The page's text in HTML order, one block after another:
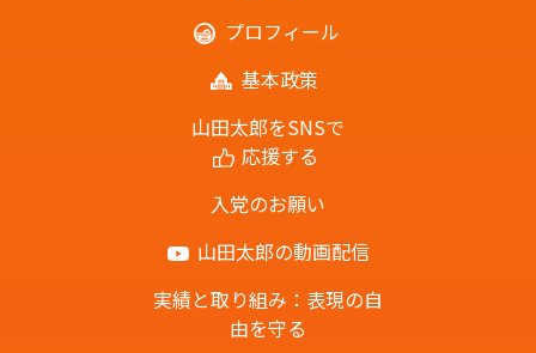
プロフィール
基本政策
山田太郎をSNSで
応援する
入党のお願い
山田太郎の動画配信
実績と取り組み：表現の自
由を守る